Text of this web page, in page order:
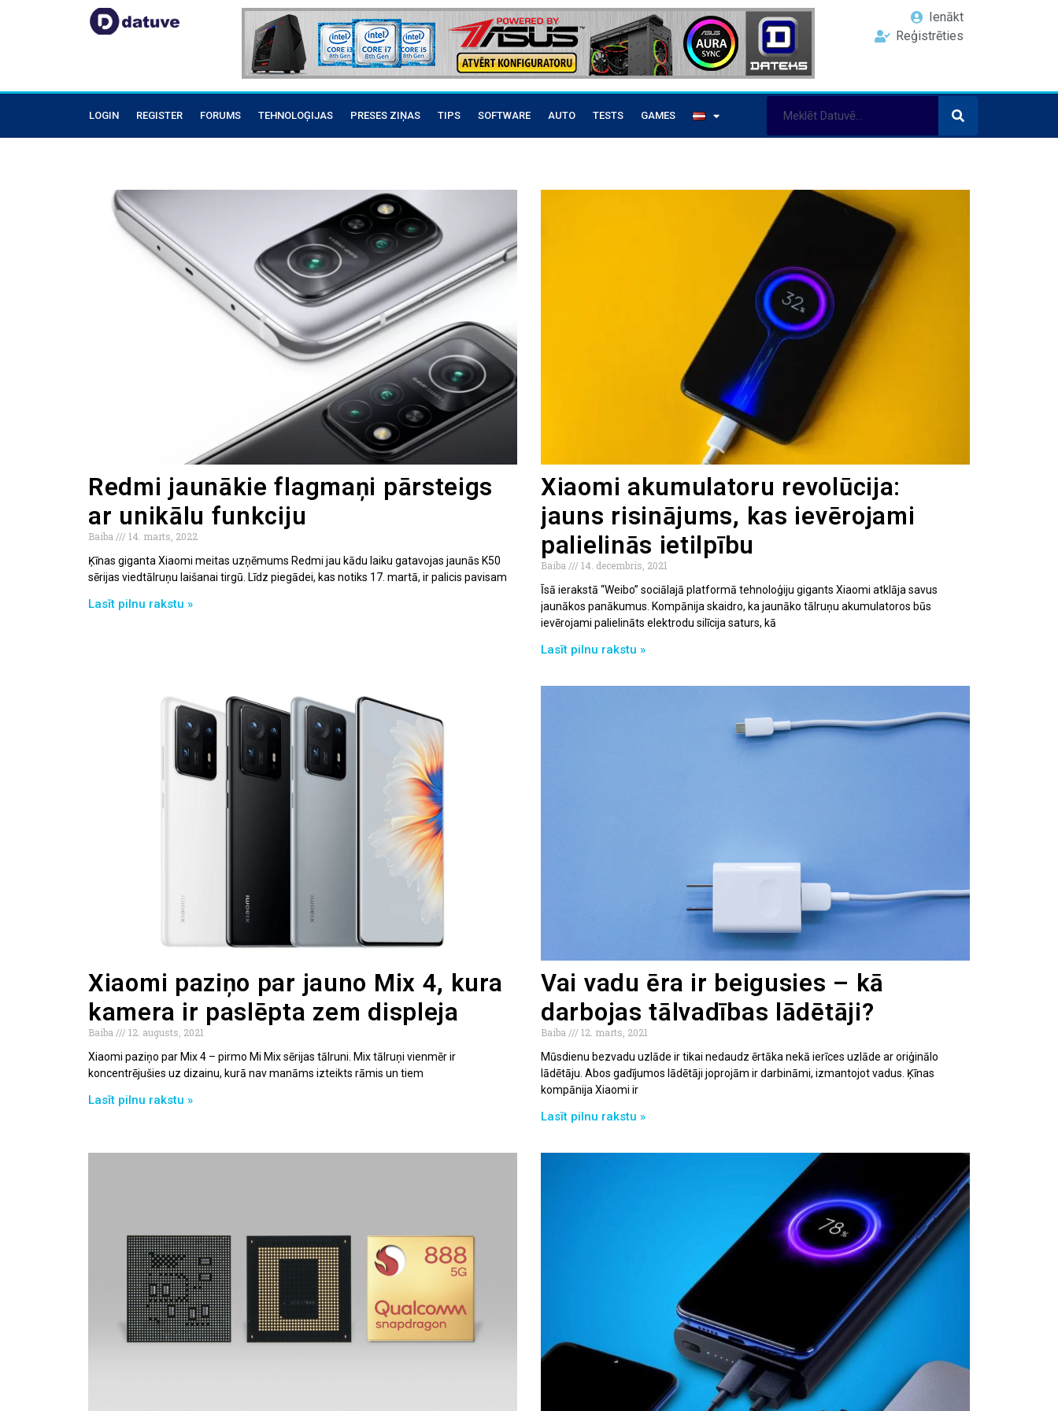
Ienākt
Reģistrēties
LOGIN REGISTER FORUMS TEHNOLOĢIJAS PRESES ZIŅAS TIPS SOFTWARE AUTO TESTS GAMES
Redmi jaunākie flagmaņi pārsteigs
ar unikālu funkciju
Baiba
14. marts, 2022
Ķīnas giganta Xiaomi meitas uzņēmums Redmi jau kādu laiku gatavojas jaunās K50
sērijas viedtālruņu laišanai tirgū. Līdz piegādei, kas notiks 17. martā, ir palicis pavisam
Lasīt pilnu rakstu »
Xiaomi akumulatoru revolūcija:
jauns risinājums, kas ievērojami
palielinās ietilpību
Baiba
14. decembris, 2021
Īsā ierakstā “Weibo” sociālajā platformā tehnoloģiju gigants Xiaomi atklāja savus
jaunākos panākumus. Kompānija skaidro, ka jaunāko tālruņu akumulatoros būs
ievērojami palielināts elektrodu silīcija saturs, kā
Lasīt pilnu rakstu »
Xiaomi paziņo par jauno Mix 4, kura
kamera ir paslēpta zem displeja
Baiba
12. augusts, 2021
Xiaomi paziņo par Mix 4 – pirmo Mi Mix sērijas tālruni. Mix tālruņi vienmēr ir
koncentrējušies uz dizainu, kurā nav manāms izteikts rāmis un tiem
Lasīt pilnu rakstu »
Vai vadu ēra ir beigusies – kā
darbojas tālvadības lādētāji?
Baiba
12. marts, 2021
Mūsdienu bezvadu uzlāde ir tikai nedaudz ērtāka nekā ierīces uzlāde ar oriģinālo
lādētāju. Abos gadījumos lādētāji joprojām ir darbināmi, izmantojot vadus. Ķīnas
kompānija Xiaomi ir
Lasīt pilnu rakstu »